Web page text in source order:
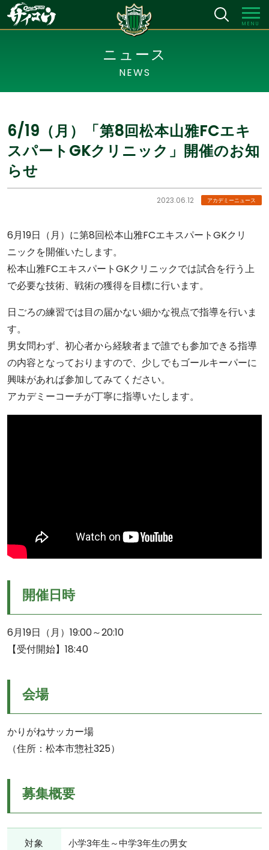
MENU
ニュース
NEWS
6/19（月）「第8回松本山雅FCエキ
スパートGKクリニック」開催のお知
らせ
2023.06.12 アカデミーニュース
6月19日（月）に第8回松本山雅FCエキスパートGKクリ
ニックを開催いたします。
松本山雅FCエキスパートGKクリニックでは試合を行う上
で必要な技術、戦術の獲得を目標に行います。
日ごろの練習では目の届かない細かな視点で指導を行いま
す。
男女問わず、初心者から経験者まで誰でも参加できる指導
の内容となっておりますので、少しでもゴールキーパーに
興味があれば参加してみてください。
アカデミーコーチが丁寧に指導いたします。
開催日時
6月19日（月）19:00～20:10
【受付開始】18:40
会場
かりがねサッカー場
（住所：松本市惣社325）
募集概要
対象 小学3年生～中学3年生の男女